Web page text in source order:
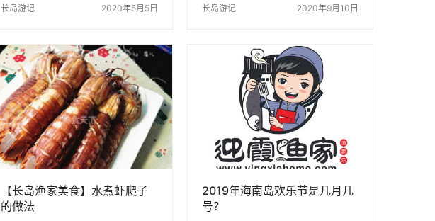
全封闭。 记者了解到，由于虎门大
保障通行安全，广州、东莞两地交
警已采取交通管制措施，对悬索桥
双向交通全封闭。 截止今天晚上19
时左右，虎门南面大道转入虎门大
桥方向已经封闭，路面车辆正在有
序疏导。大桥封闭后，大桥桥面仍
有抖动现象出现，监控视频可以清
晰看到桥面起伏。 另据记者了解，
广东海事局与广东省交通运输厅商
长岛游记 2020年5月5日
这个时候的天气白天适合穿单件长
哈哈。 上船之前就要订渔家乐，这
样下船的话是有渔家乐的车来接
的。我们选的是迎霞渔家，渔家住
的环境挺好，而且离九丈崖景点非
常近，渔家乐的老板也是很热情
的，做的菜的味道也是很好，特别
是螃蟹特别嫩，菜量也不少，给老
板点赞！吃完午饭我们去了大黑山
岛和庙岛，票是从渔家买的，…
长岛游记 2020年9月10日
【长岛渔家美食】水煮虾爬子
的做法
2019年海南岛欢乐节是几月几
号？